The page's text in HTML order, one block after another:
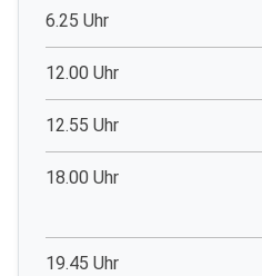
6.25 Uhr
12.00 Uhr
12.55 Uhr
18.00 Uhr
19.45 Uhr